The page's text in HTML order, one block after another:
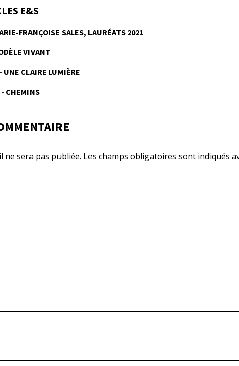
E&S
FRANÇOISE SALES, LAURÉATS 2021
VIVANT
CLAIRE LUMIÈRE
CHEMINS
ne sera pas publiée. Les champs obligatoires sont indiqués